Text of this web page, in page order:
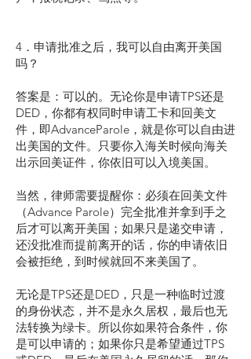
4．申请批准之后，我可以自由离开美国
吗？
答案是：可以的。无论你是申请TPS还是
DED，你都有权同时申请工卡和回美文
件，即AdvanceParole，就是你可以自由进
出美国的文件。只要你入海关时候向海关
出示回美证件，你依旧可以入境美国。
当然，律师需要提醒你：必须在回美文件
（Advance Parole）完全批准并拿到手之
后才可以离开美国；如果只是递交申请，
还没批准而提前离开的话，你的申请依旧
会被拒绝，到时候就回不来美国了。
无论是TPS还是DED，只是一种临时过渡
的身份状态，并不是永久居权，最后也无
法转换为绿卡。所以你如果符合条件，你
是可以申请的；如果你只是希望通过TPS